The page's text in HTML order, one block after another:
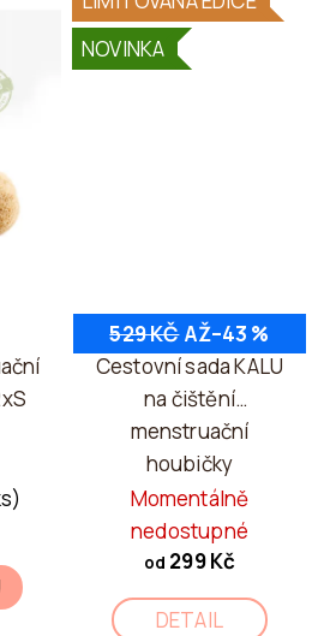
NOVINKA
529 KČ AŽ–43 %
Cestovní sada KALU
na čištění
menstruační
houbičky
Momentálně
nedostupné
od 299 Kč
DETAIL